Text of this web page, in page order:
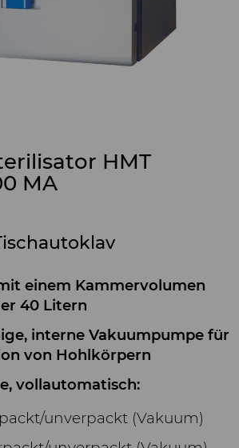
HMT
MA
einem Kammervolumen
40 Litern
interne Vakuumpumpe für
von Hohlkörpern
vollautomatisch:
unverpackt (Vakuum)